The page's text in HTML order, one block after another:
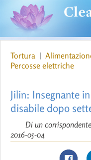
Tortura |
Percosse elettriche
Jilin: Insegnante
disabile dopo
Di un
2016-05-04